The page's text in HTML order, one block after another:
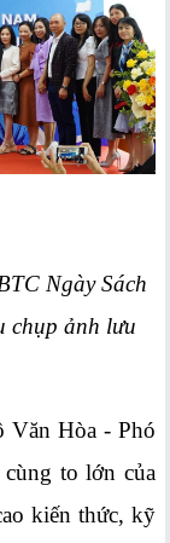
Ngày Sách
chụp ảnh lưu
Văn Hòa - Phó
to lớn của
kiến thức, kỹ